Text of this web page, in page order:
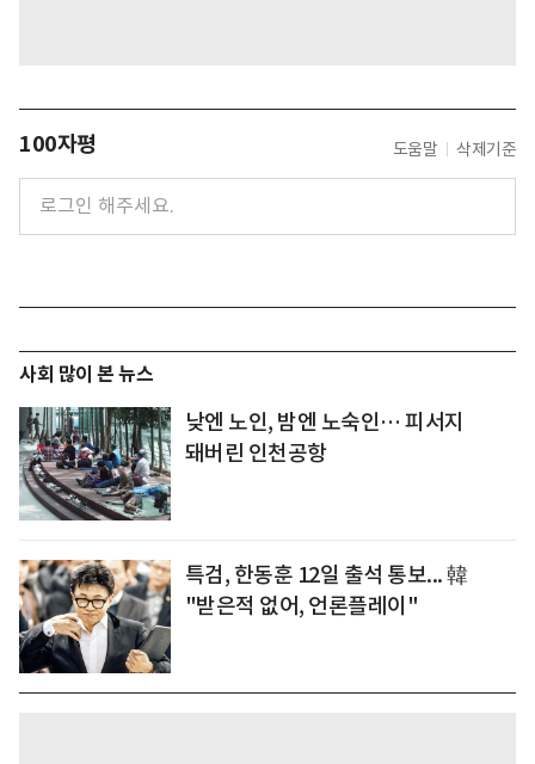
100자평 도움말 삭제기준
사회 많이 본 뉴스
낮엔 노인, 밤엔 노숙인… 피서지
돼버린 인천공항
특검, 한동훈 12일 출석 통보... 韓
"받은적 없어, 언론플레이"